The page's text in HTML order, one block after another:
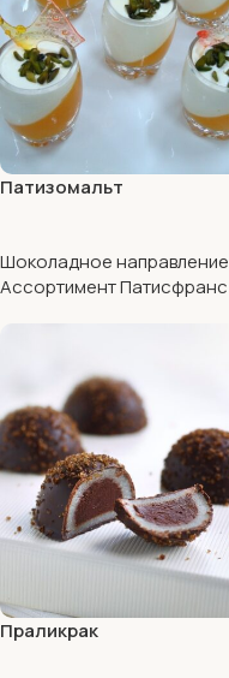
Патизомальт
Шоколадное направление
Ассортимент Патисфранс
Праликрак